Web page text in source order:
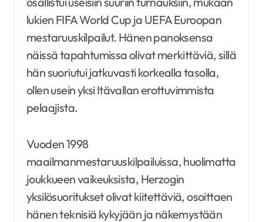
lukien FIFA World Cup ja UEFA Euroopan
mestaruuskilpailut. Hänen panoksensa
näissä tapahtumissa olivat merkittäviä, sillä
hän suoriutui jatkuvasti korkealla tasolla,
ollen usein yksi Itävallan erottuvimmista
pelaajista.
Vuoden 1998
maailmanmestaruuskilpailuissa, huolimatta
joukkueen vaikeuksista, Herzogin
yksilösuoritukset olivat kiitettäviä, osoittaen
hänen teknisiä kykyjään ja näkemystään